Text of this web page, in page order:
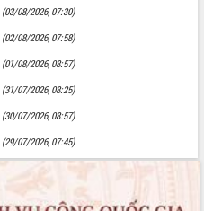
(03/08/2026, 07:30)
(02/08/2026, 07:58)
(01/08/2026, 08:57)
(31/07/2026, 08:25)
(30/07/2026, 08:57)
(29/07/2026, 07:45)